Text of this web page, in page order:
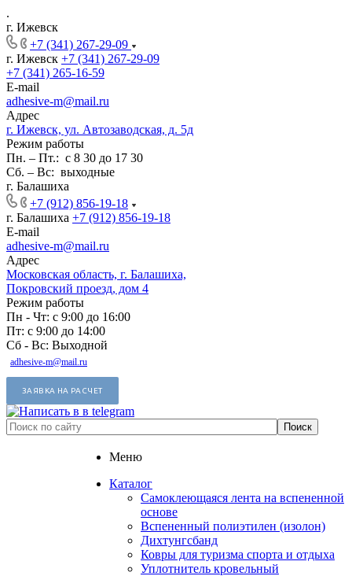
.
г. Ижевск
+7 (341) 267-29-09
г. Ижевск +7 (341) 267-29-09
+7 (341) 265-16-59
E-mail
adhesive-m@mail.ru
Адрес
г. Ижевск, ул. Автозаводская, д. 5д
Режим работы
Пн. – Пт.: с 8 30 до 17 30
Сб. – Вс: выходные
г. Балашиха
+7 (912) 856-19-18
г. Балашиха +7 (912) 856-19-18
E-mail
adhesive-m@mail.ru
Адрес
Московская область, г. Балашиха,
Покровский проезд, дом 4
Режим работы
Пн - Чт: с 9:00 до 16:00
Пт: с 9:00 до 14:00
Сб - Вс: Выходной
adhesive-m@mail.ru
ЗАЯВКА НА РАСЧЕТ
Меню
Каталог
Самоклеющаяся лента на вспененной
основе
Вспененный полиэтилен (изолон)
Дихтунгсбанд
Ковры для туризма спорта и отдыха
Уплотнитель кровельный